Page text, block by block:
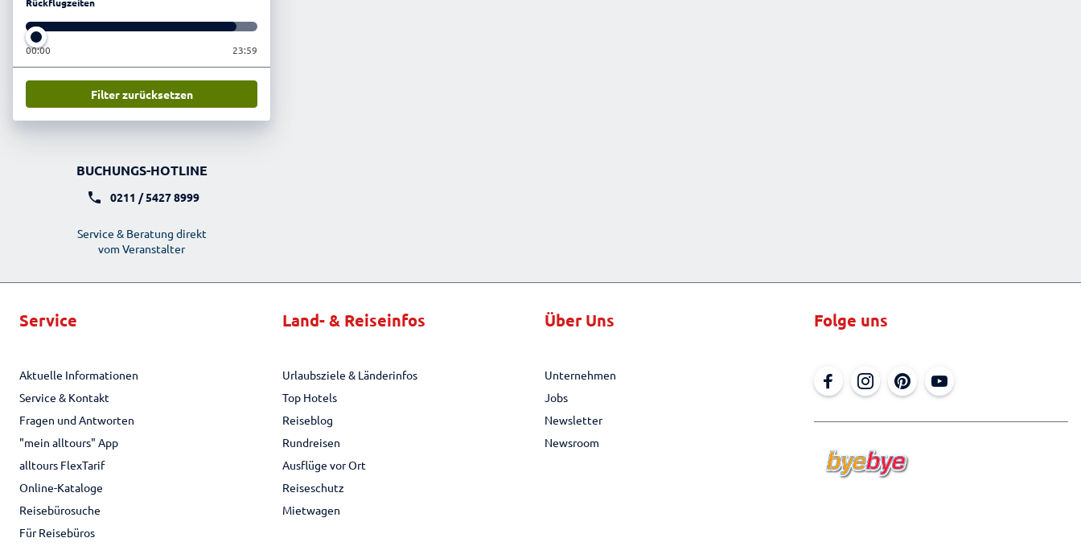
Rückflugzeiten
00:00 23:59
Filter zurücksetzen
BUCHUNGS-HOTLINE
0211 / 5427 8999
Service & Beratung direkt
vom Veranstalter
Service
Aktuelle Informationen
Service & Kontakt
Fragen und Antworten
"mein alltours" App
alltours FlexTarif
Online-Kataloge
Reisebürosuche
Für Reisebüros
Land- & Reiseinfos
Urlaubsziele & Länderinfos
Top Hotels
Reiseblog
Rundreisen
Ausflüge vor Ort
Reiseschutz
Mietwagen
Über Uns
Unternehmen
Jobs
Newsletter
Newsroom
Folge uns